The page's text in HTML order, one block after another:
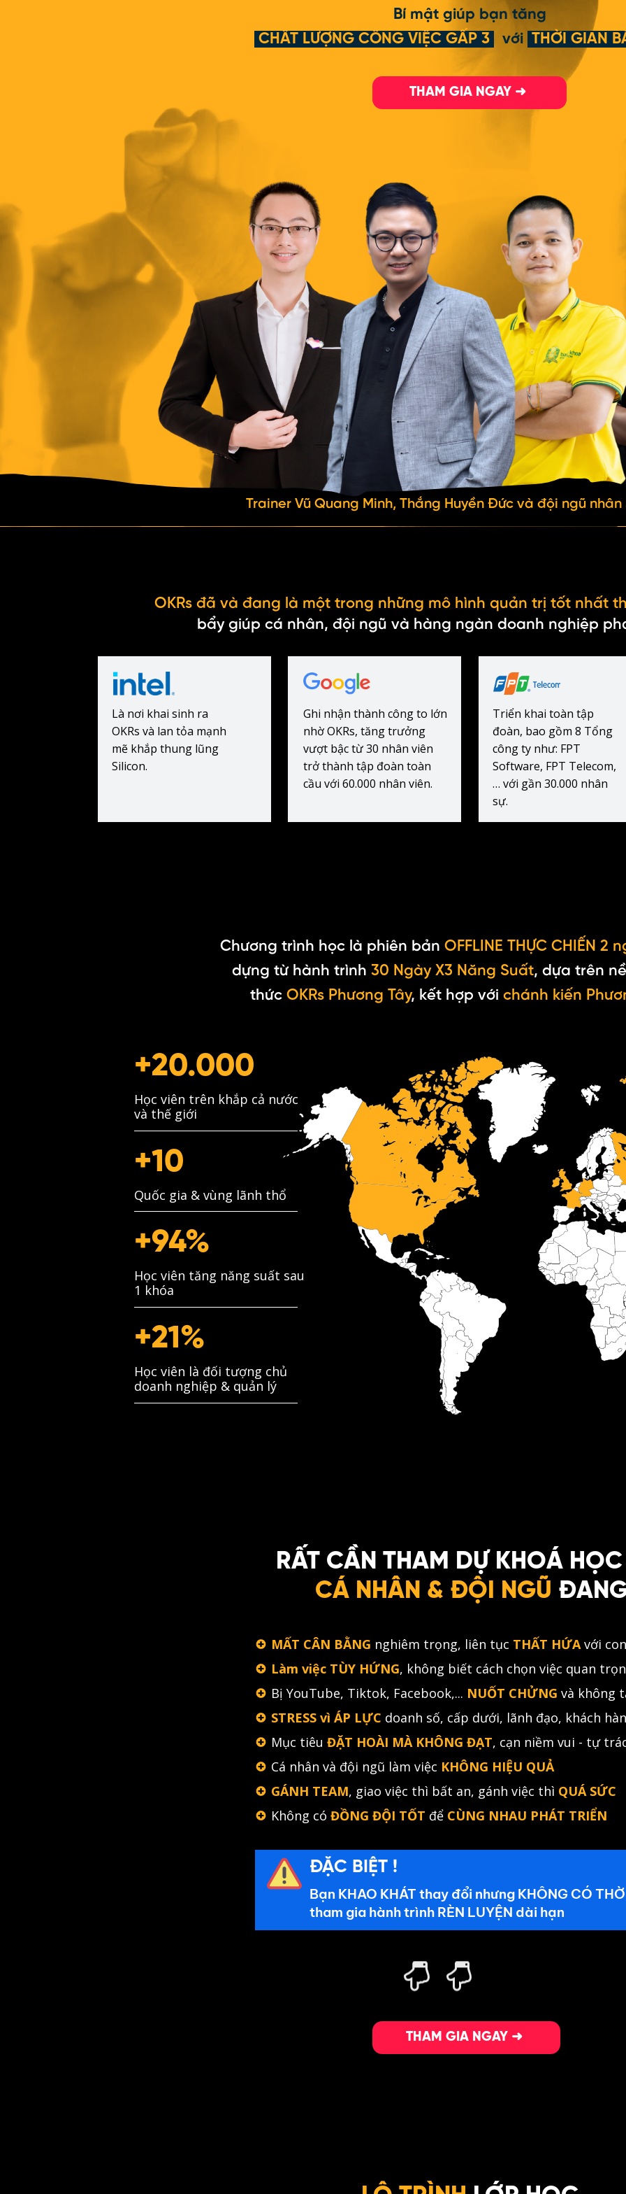
Bí mật giúp bạn tăng
CHẤT LƯỢNG CÔNG VIỆC GẤP 3
với THỜI GIAN
Trainer Vũ Quang Minh, Thắng Huyền Đức và đội ngũ nhân
THAM GIA NGAY ➜
OKRs đã và đang là một trong những mô hình quản trị tốt nhất
bẩy giúp cá nhân, đội ngũ và hàng ngàn doanh nghiệp
Là nơi khai sinh ra
OKRs và lan tỏa mạnh
mẽ khắp thung lũng
Silicon.
Ghi nhận thành công to lớn
nhờ OKRs, tăng trưởng
vượt bậc từ 30 nhân viên
trở thành tập đoàn toàn
cầu với 60.000 nhân viên.
Triển khai toàn tập
đoàn, bao gồm 8 Tổng
công ty như: FPT
Software, FPT Telecom,
… với gần 30.000 nhân
sự.
+20.000
Học viên trên khắp cả nước
và thế giới
+94%
Học viên tăng năng suất sau
1 khóa
+21%
Học viên là đối tượng chủ
doanh nghiệp & quản lý
+10
Quốc gia & vùng lãnh thổ
Chương trình học là phiên bản OFFLINE THỰC CHIẾN 2
dựng từ hành trình 30 Ngày X3 Năng Suất, dựa trên
thức OKRs Phương Tây, kết hợp với chánh kiến
RẤT CẦN THAM DỰ KHOÁ HỌC
CÁ NHÂN & ĐỘI NGŨ
ĐẶC BIỆT !
Bạn KHAO KHÁT thay đổi nhưng KHÔNG CÓ
tham gia hành trình RÈN LUYỆN dài hạn
MẤT CÂN BẰNG nghiêm trọng, liên tục THẤT HỨAvới
Làm việc TÙY HỨNG, không biết cách chọn việc quan
Bị YouTube, Tiktok, Facebook,... NUỐT CHỬNG và không
STRESS vì ÁP LỰC doanh số, cấp dưới, lãnh đạo, khách
Mục tiêu ĐẶT HOÀI MÀ KHÔNG ĐẠT, cạn niềm vui - tự
Cá nhân và đội ngũ làm việc KHÔNG HIỆU QUẢ
GÁNH TEAM, giao việc thì bất an, gánh việc thì QUÁ SỨC
Không có ĐỒNG ĐỘI TỐT đểCÙNG NHAU PHÁT TRIỂN
THAM GIA NGAY ➜